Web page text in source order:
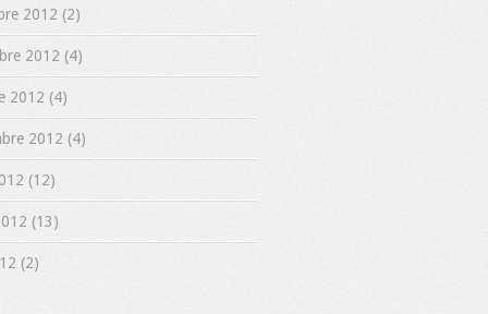
2012 (2)
2012 (4)
2012 (4)
2012 (4)
(12)
(13)
(2)